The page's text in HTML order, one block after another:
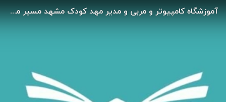
آموزشگاه کامپیوتر و مربی و مدیر مهد کودک مشهد مسیر مترو